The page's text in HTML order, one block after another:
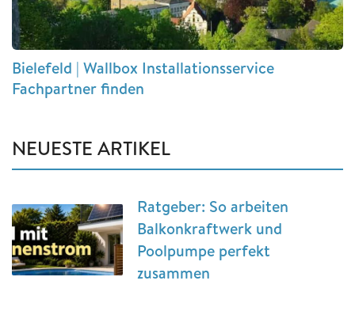
Bielefeld | Wallbox Installationsservice
Fachpartner finden
NEUESTE ARTIKEL
Ratgeber: So arbeiten
Balkonkraftwerk und
Poolpumpe perfekt
zusammen